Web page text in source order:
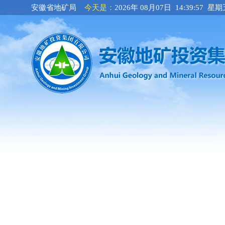
安徽省地矿局 今天是： 2026年 08月07日 14:39:57 星期